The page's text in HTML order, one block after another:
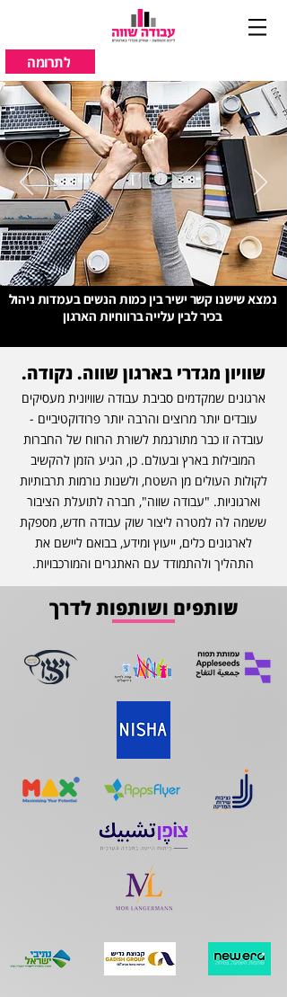
לתרומה
נמצא שישנו קשר ישיר בין כמות הנשים בעמדות ניהול
בכיר לבין עלייה ברווחיות הארגון
שוויון מגדרי בארגון שווה. נקודה.
ארגונים שמקדמים סביבת עבודה שוויונית מעסיקים
עובדים יותר מרוצים והרבה יותר פרודוקטיביים -
עובדה זו כבר מתורגמת לשורת הרווח של החברות
המובילות בארץ ובעולם. כן, הגיע הזמן להקשיב
לקולות העולים מן השטח, ולשנות נורמות תרבותיות
וארגוניות. "עבודה שווה", חברה לתועלת הציבור
ששמה לה למטרה ליצור שוק עבודה חדש, מספקת
לארגונים כלים, ייעוץ ומידע, בבואם ליישם את
התהליך ולהתמודד עם האתגרים והמורכבויות.
שותפים ושותפות לדרך